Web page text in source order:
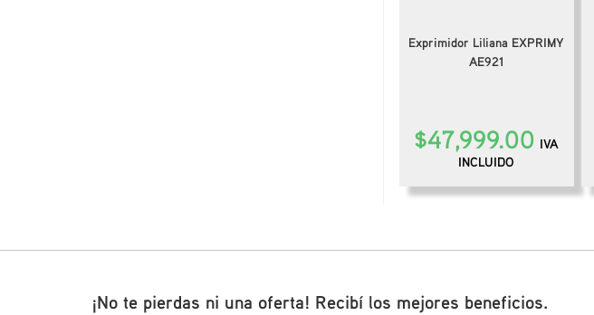
Exprimidor Liliana EXPRIMY
AE921
$47,999.00 IVA
INCLUIDO
¡No te pierdas ni una oferta! Recibí los mejores beneficios.